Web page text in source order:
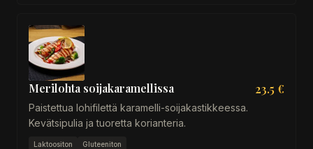
Merilohta soijakaramellissa 23.5 €
Paistettua lohifilettä karamelli-soijakastikkeessa.
Kevätsipulia ja tuoretta korianteria.
Laktoositon Gluteeniton